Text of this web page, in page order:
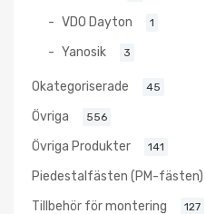
VDO Dayton 1
Yanosik 3
Okategoriserade 45
Övriga 556
Övriga Produkter 141
Piedestalfästen (PM-fästen)
Tillbehör för montering 127